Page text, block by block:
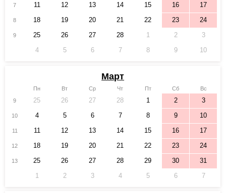
7 11 12 13 14 15 16 17
8 18 19 20 21 22 23 24
9 25 26 27 28 1 2
3
4
5 6 7 8 9 10
Март
Пн Вт Ср Чт Пт Сб
Вс
9
25 26 27 28 1 2 3
10 4 5 6 7 8 9 10
11 11 12 13 14 15 16 17
12 18 19 20 21 22 23 24
13 25 26 27 28 29 30
31
1
2 3 4 5 6 7